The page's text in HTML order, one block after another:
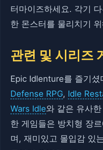
터마이즈하세요. 각기
한 몬스터를 물리치기
관련 및 시리즈
Epic Idlenture를 즐기셨
Defense RPG, Idle
Wars Idle와 같은 유사
한 게임들은 방치형 장
며, 재미있고 몰입감 있